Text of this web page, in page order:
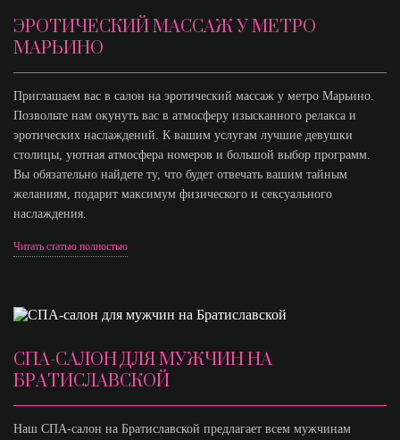
ЭРОТИЧЕСКИЙ МАССАЖ У МЕТРО
МАРЬИНО
Приглашаем вас в салон на эротический массаж у метро Марьино.
Позвольте нам окунуть вас в атмосферу изысканного релакса и
эротических наслаждений. К вашим услугам лучшие девушки
столицы, уютная атмосфера номеров и большой выбор программ.
Вы обязательно найдете ту, что будет отвечать вашим тайным
желаниям, подарит максимум физического и сексуального
наслаждения.
Читать статью полностью
СПА-САЛОН ДЛЯ МУЖЧИН НА
БРАТИСЛАВСКОЙ
Наш СПА-салон на Братиславской предлагает всем мужчинам